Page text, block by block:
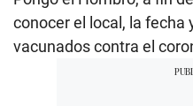
conocer el local, la fecha
vacunados contra el